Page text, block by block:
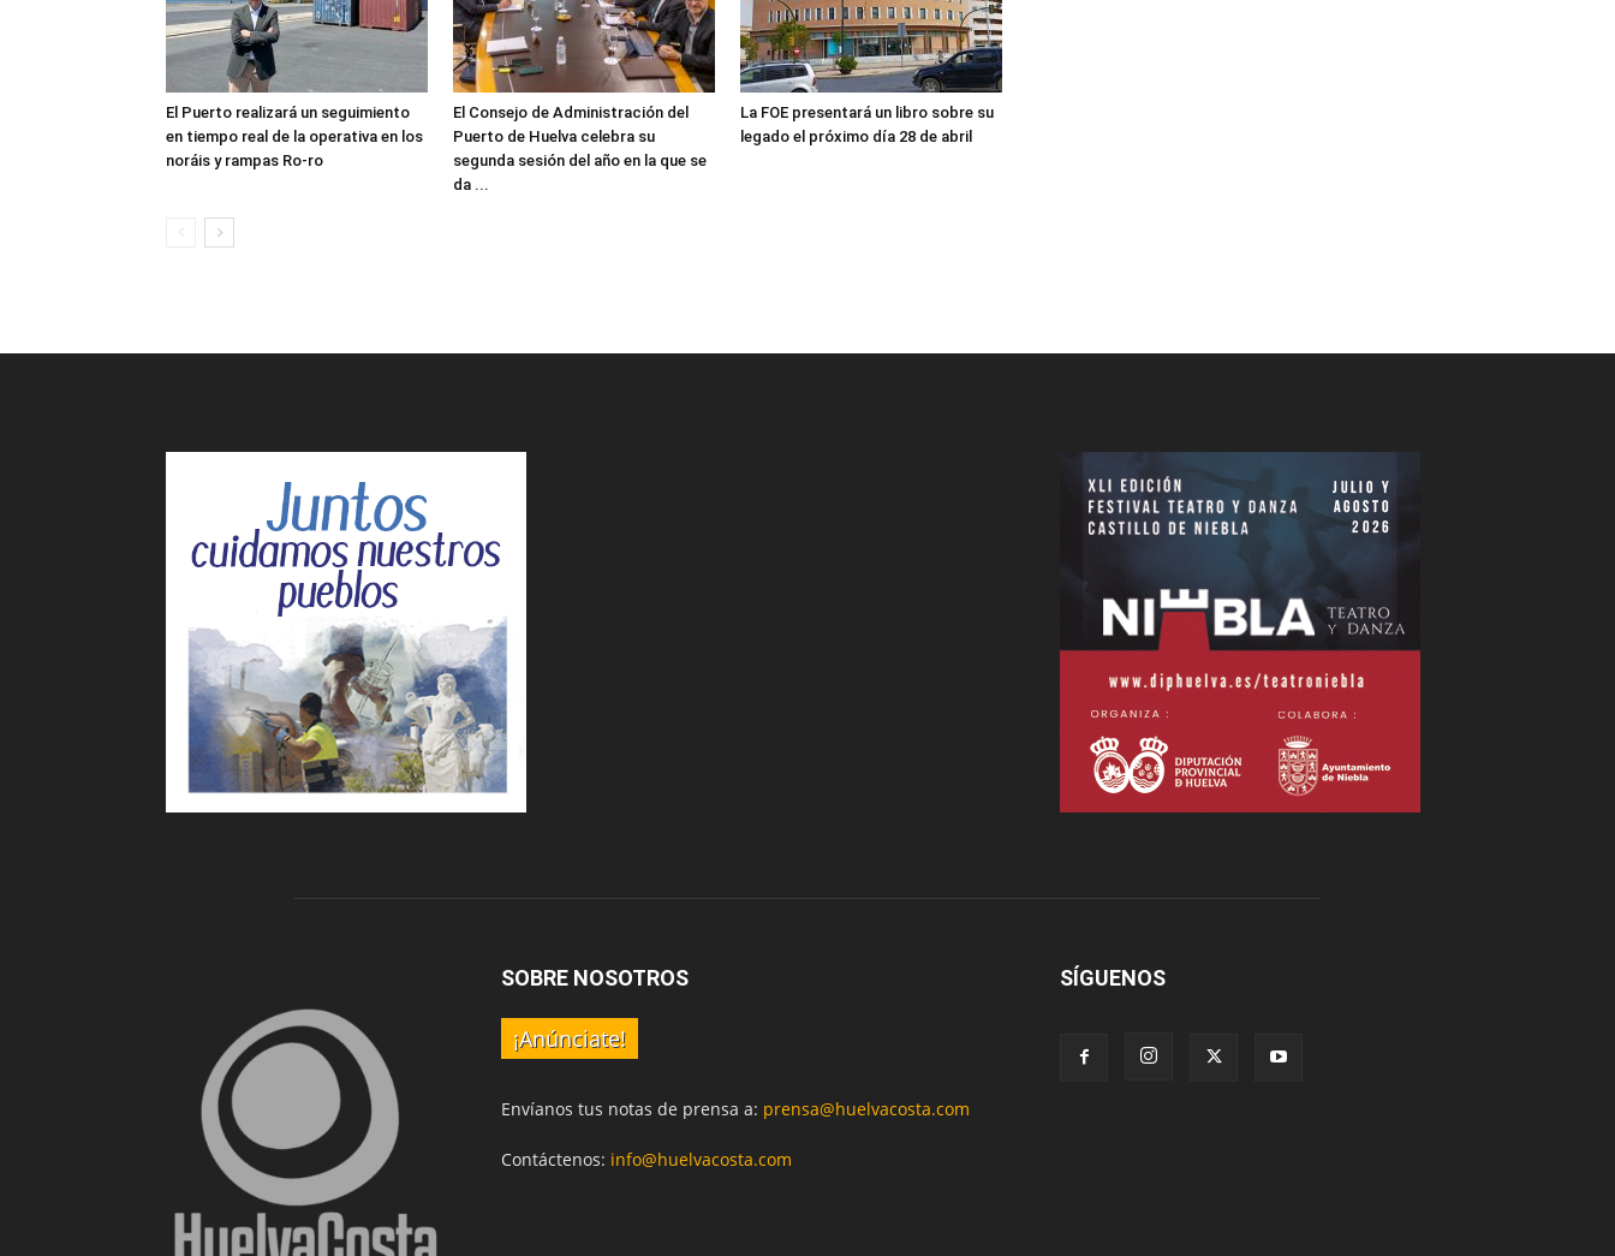
El Puerto realizará un seguimiento
en tiempo real de la operativa en los
noráis y rampas Ro-ro
El Consejo de Administración del
Puerto de Huelva celebra su
segunda sesión del año en la que se
da ...
La FOE presentará un libro sobre su
legado el próximo día 28 de abril
SOBRE NOSOTROS
¡Anúnciate!
Envíanos tus notas de prensa a: prensa@huelvacosta.com
Contáctenos: info@huelvacosta.com
SÍGUENOS